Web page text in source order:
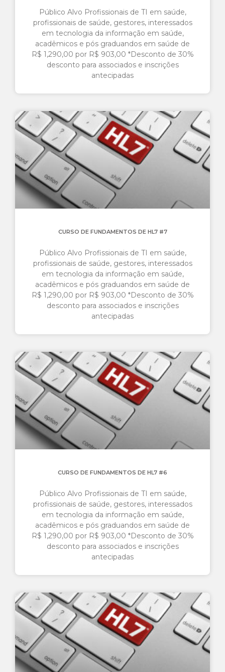
Público Alvo Profissionais de TI em saúde,
profissionais de saúde, gestores, interessados
em tecnologia da informação em saúde,
acadêmicos e pós graduandos em saúde de
R$ 1,290,00 por R$ 903,00 *Desconto de 30%
desconto para associados e inscrições
antecipadas
CURSO DE FUNDAMENTOS DE HL7 #7
Público Alvo Profissionais de TI em saúde,
profissionais de saúde, gestores, interessados
em tecnologia da informação em saúde,
acadêmicos e pós graduandos em saúde de
R$ 1,290,00 por R$ 903,00 *Desconto de 30%
desconto para associados e inscrições
antecipadas
CURSO DE FUNDAMENTOS DE HL7 #6
Público Alvo Profissionais de TI em saúde,
profissionais de saúde, gestores, interessados
em tecnologia da informação em saúde,
acadêmicos e pós graduandos em saúde de
R$ 1,290,00 por R$ 903,00 *Desconto de 30%
desconto para associados e inscrições
antecipadas